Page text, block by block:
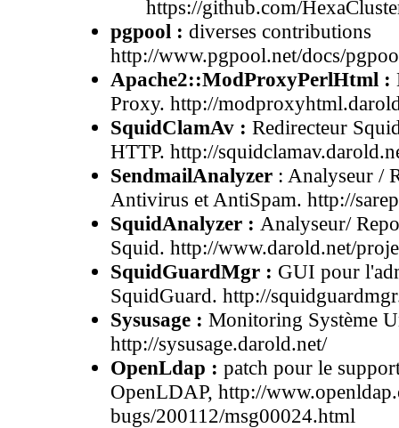
https://github.com/
pgpool : diverses contributions
http://www.pgpool.net/docs/
Apache2::ModProxyPerlHtml :
Proxy. http://
SquidClamAv : Redirecteur
HTTP. http://
SendmailAnalyzer : Analyseur /
Antivirus et AntiSpam. http://
SquidAnalyzer : Analyseur/
Squid. http://www.darold.net/
SquidGuardMgr : GUI pour
SquidGuard. http://
Sysusage : Monitoring Système
http://sysusage.darold.net/
OpenLdap : patch pour le
OpenLDAP, http://
bugs/200112/msg00024.html